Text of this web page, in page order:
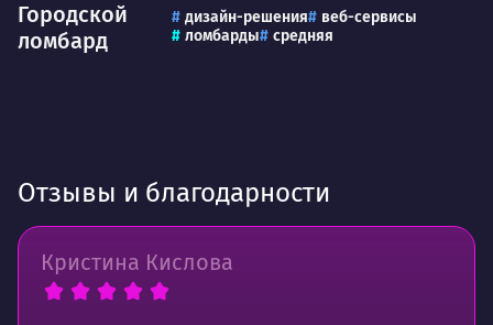
Городской
ломбард
дизайн-решения
веб-сервисы
ломбарды
средняя
Отзывы и благодарности
Кристина Кислова